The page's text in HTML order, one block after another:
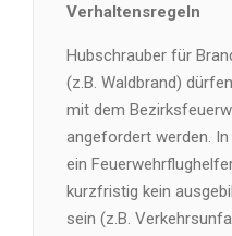
Verhaltensregeln
Hubschrauber für
(z.B. Waldbrand)
mit dem
angefordert werden.
ein
kurzfristig kein
sein (z.B.